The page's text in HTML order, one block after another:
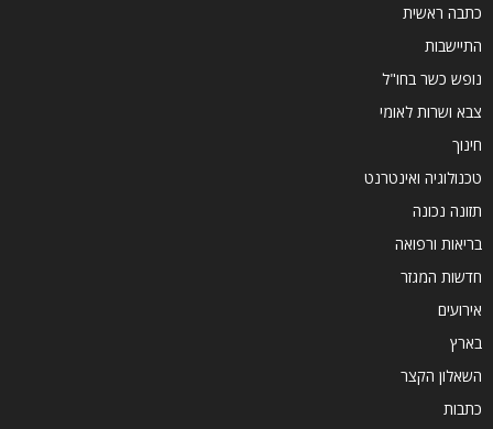
כתבה ראשית
התיישבות
נופש כשר בחו"ל
צבא ושרות לאומי
חינוך
טכנולוגיה ואינטרנט
תזונה נכונה
בריאות ורפואה
חדשות המגזר
אירועים
בארץ
השאלון הקצר
כתבות